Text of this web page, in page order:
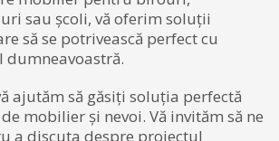
sau școli, vă oferim soluții
să se potrivească perfect cu
dumneavoastră.
ajutăm să găsiți soluția perfectă
mobilier și nevoi. Vă invităm să ne
a discuta despre proiectul